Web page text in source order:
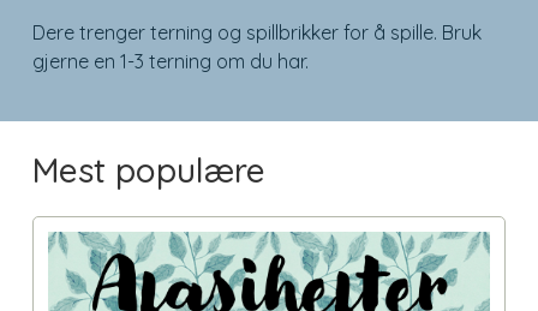
Dere trenger terning og spillbrikker for å spille. Bruk
gjerne en 1-3 terning om du har.
Mest populære